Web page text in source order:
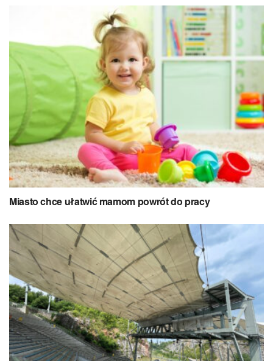
Miasto chce ułatwić mamom powrót do pracy